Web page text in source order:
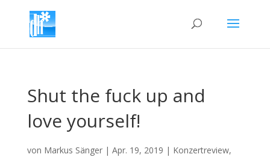
Shut the fuck up and
love yourself!
von Markus Sänger| Apr. 19, 2019 | Konzertreview,